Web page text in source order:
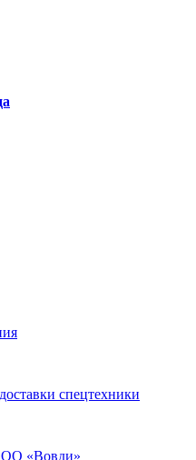
спецтехники
«Вовди»